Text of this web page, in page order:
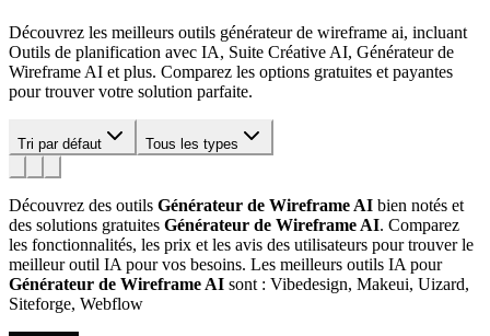
Découvrez les meilleurs outils générateur de wireframe ai, incluant
Outils de planification avec IA, Suite Créative AI, Générateur de
Wireframe AI et plus. Comparez les options gratuites et payantes
pour trouver votre solution parfaite.
Tri par défaut Tous les types
Découvrez des outils Générateur de Wireframe AI bien notés et
des solutions gratuites Générateur de Wireframe AI. Comparez
les fonctionnalités, les prix et les avis des utilisateurs pour trouver le
meilleur outil IA pour vos besoins. Les meilleurs outils IA pour
Générateur de Wireframe AI sont : Vibedesign, Makeui, Uizard,
Siteforge, Webflow